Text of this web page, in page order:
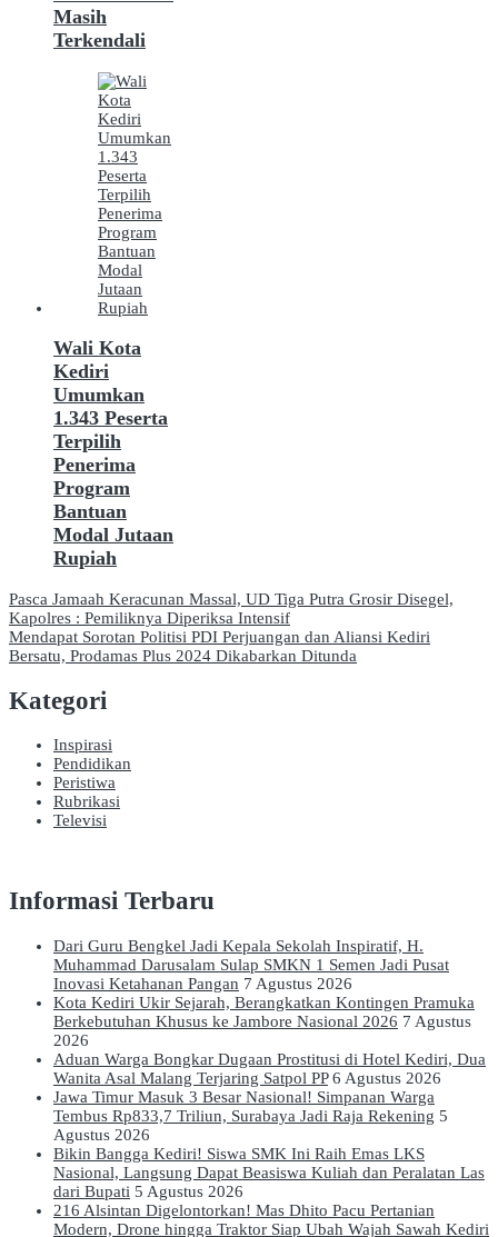
Masih
Terkendali
Wali Kota
Kediri
Umumkan
1.343 Peserta
Terpilih
Penerima
Program
Bantuan
Modal Jutaan
Rupiah
Navigasi
pos
Pasca Jamaah Keracunan Massal, UD Tiga Putra Grosir Disegel,
Kapolres : Pemiliknya Diperiksa Intensif
Mendapat Sorotan Politisi PDI Perjuangan dan Aliansi Kediri
Bersatu, Prodamas Plus 2024 Dikabarkan Ditunda
Kategori
Inspirasi
Pendidikan
Peristiwa
Rubrikasi
Televisi
Informasi Terbaru
Dari Guru Bengkel Jadi Kepala Sekolah Inspiratif, H.
Muhammad Darusalam Sulap SMKN 1 Semen Jadi Pusat
Inovasi Ketahanan Pangan 7 Agustus 2026
Kota Kediri Ukir Sejarah, Berangkatkan Kontingen Pramuka
Berkebutuhan Khusus ke Jambore Nasional 2026 7 Agustus
2026
Aduan Warga Bongkar Dugaan Prostitusi di Hotel Kediri, Dua
Wanita Asal Malang Terjaring Satpol PP 6 Agustus 2026
Jawa Timur Masuk 3 Besar Nasional! Simpanan Warga
Tembus Rp833,7 Triliun, Surabaya Jadi Raja Rekening 5
Agustus 2026
Bikin Bangga Kediri! Siswa SMK Ini Raih Emas LKS
Nasional, Langsung Dapat Beasiswa Kuliah dan Peralatan Las
dari Bupati 5 Agustus 2026
216 Alsintan Digelontorkan! Mas Dhito Pacu Pertanian
Modern, Drone hingga Traktor Siap Ubah Wajah Sawah Kediri